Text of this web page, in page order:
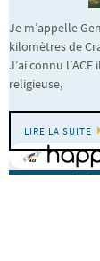
Je m’appelle
kilomètres de
J’ai connu
religieuse,
LIRE LA SUITE